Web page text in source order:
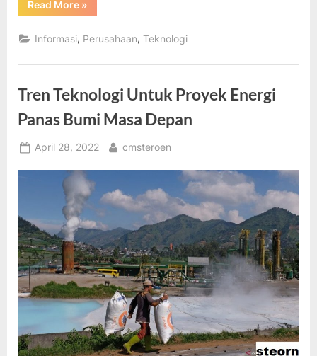
Read More“Teknologi
dan
Depan
Inovasi
Industri
»
Informasi, Perusahaan,Teknologi
Tren Teknologi Untuk Proyek Energi
Panas Bumi Masa Depan
Posted
April 28, 2022 By
cmsteroen